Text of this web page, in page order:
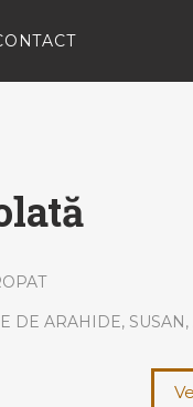
DE ARAHIDE,